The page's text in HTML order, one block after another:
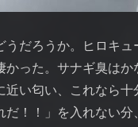
うだろうか。ヒロキュ
かった。サナギ臭はか
近い匂い、これなら十
だ！！」を入れない分